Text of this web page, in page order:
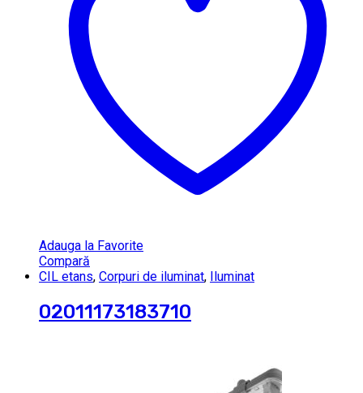
Adauga la Favorite
Compară
CIL etans, Corpuri de iluminat, Iluminat
02011173183710